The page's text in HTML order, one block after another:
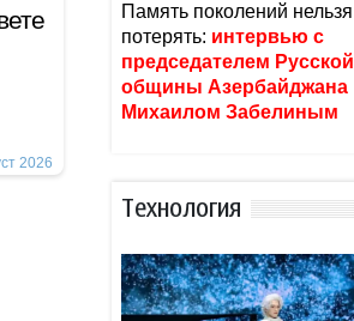
2026
Память поколений нельзя
потерять: интервью с
председателем Русской
общины Азербайджана
Михаилом Забелиным
Тexнoлoгия